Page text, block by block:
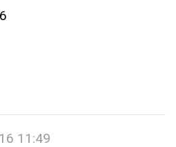
11:49